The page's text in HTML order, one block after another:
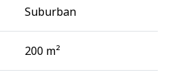
Suburban
200 m²